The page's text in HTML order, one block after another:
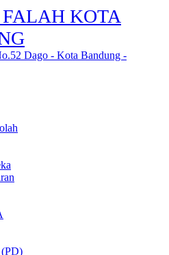
KOTA
Dago - Kota Bandung -